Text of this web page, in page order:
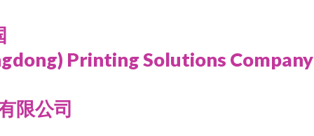
Printing Solutions Company
限公司